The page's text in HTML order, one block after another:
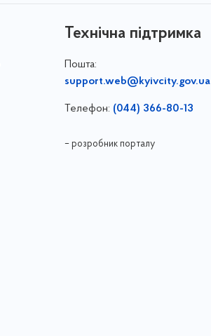
Технічна підтримка
Пошта:
support.web@kyivcity.gov.ua
Телефон: (044) 366-80-13
– розробник порталу